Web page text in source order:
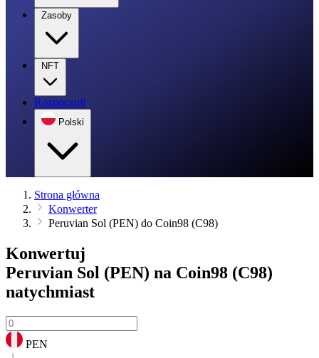
Zasoby
NFT
Rozpocznij
Polski
Strona główna
Konwerter
Peruvian Sol (PEN) do Coin98 (C98)
Konwertuj
Peruvian Sol (PEN) na Coin98 (C98)
natychmiast
PEN